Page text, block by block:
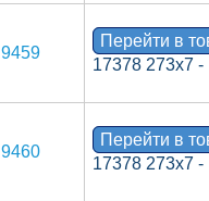
9459
Перейти в
17378 273х7 -
9460
Перейти в
17378 273х7 -